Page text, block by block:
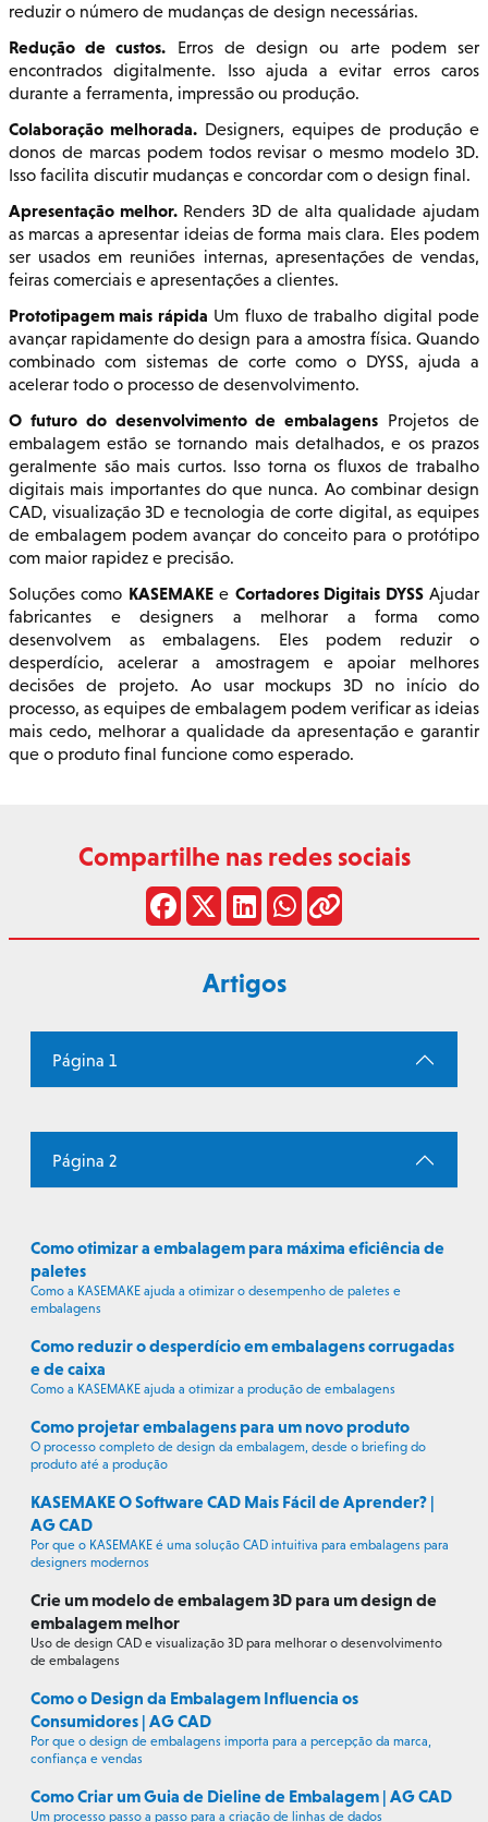
reduzir o número de mudanças de design necessárias.
Redução de custos. Erros de design ou arte podem ser
encontrados digitalmente. Isso ajuda a evitar erros caros
durante a ferramenta, impressão ou produção.
Colaboração melhorada.Designers, equipes de produção e
donos de marcas podem todos revisar o mesmo modelo 3D.
Isso facilita discutir mudanças e concordar com o design final.
Apresentação melhor.Renders 3D de alta qualidade ajudam
as marcas a apresentar ideias de forma mais clara. Eles podem
ser usados em reuniões internas, apresentações de vendas,
feiras comerciais e apresentações a clientes.
Prototipagem mais rápida Um fluxo de trabalho digital pode
avançar rapidamente do design para a amostra física. Quando
combinado com sistemas de corte como o DYSS, ajuda a
acelerar todo o processo de desenvolvimento.
O futuro do desenvolvimento de embalagens Projetos de
embalagem estão se tornando mais detalhados, e os prazos
geralmente são mais curtos. Isso torna os fluxos de trabalho
digitais mais importantes do que nunca. Ao combinar design
CAD, visualização 3D e tecnologia de corte digital, as equipes
de embalagem podem avançar do conceito para o protótipo
com maior rapidez e precisão.
Soluções como KASEMAKEe Cortadores Digitais DYSSAjudar
fabricantes e designers a melhorar a forma como
desenvolvem as embalagens. Eles podem reduzir o
desperdício, acelerar a amostragem e apoiar melhores
decisões de projeto. Ao usar mockups 3D no início do
processo, as equipes de embalagem podem verificar as ideias
mais cedo, melhorar a qualidade da apresentação e garantir
que o produto final funcione como esperado.
Compartilhe nas redes sociais
Artigos
Página 1
Página 2
Como otimizar a embalagem para máxima eficiência de
paletes
Como a KASEMAKE ajuda a otimizar o desempenho de paletes e
embalagens
Como reduzir o desperdício em embalagens corrugadas
e de caixa
Como a KASEMAKE ajuda a otimizar a produção de embalagens
Como projetar embalagens para um novo produto
O processo completo de design da embalagem, desde o briefing do
produto até a produção
KASEMAKE O Software CAD Mais Fácil de Aprender? |
AG CAD
Por que o KASEMAKE é uma solução CAD intuitiva para embalagens para
designers modernos
Crie um modelo de embalagem 3D para um design de
embalagem melhor
Uso de design CAD e visualização 3D para melhorar o desenvolvimento
de embalagens
Como o Design da Embalagem Influencia os
Consumidores | AG CAD
Por que o design de embalagens importa para a percepção da marca,
confiança e vendas
Como Criar um Guia de Dieline de Embalagem | AG CAD
Um processo passo a passo para a criação de linhas de dados